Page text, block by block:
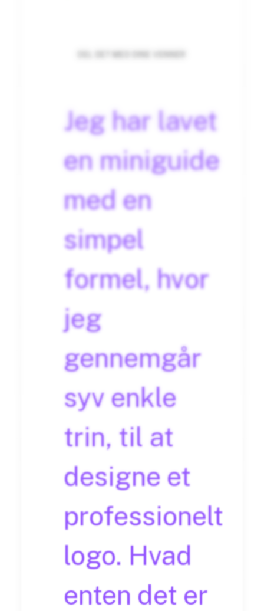
Jeg har lavet
en miniguide
med en
simpel
formel, hvor
jeg
gennemgår
syv enkle
trin, til at
designe et
professionelt
logo. Hvad
enten det er